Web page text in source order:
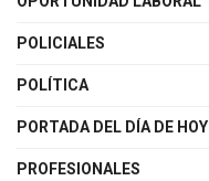
POLICIALES
POLÍTICA
PORTADA DEL DÍA DE HOY
PROFESIONALES